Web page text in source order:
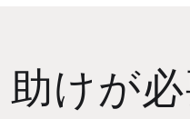
助けが